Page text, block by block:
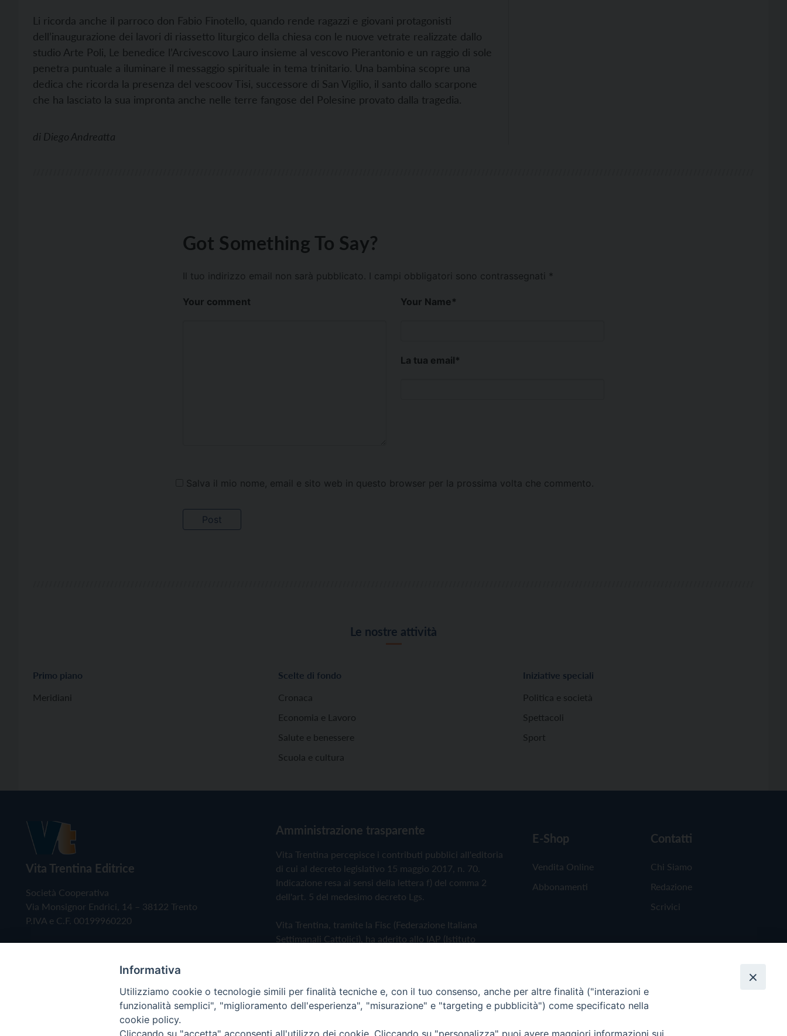
Li ricorda anche il parroco don Fabio Finotello, quando rende ragazzi e giovani protagonisti
dell’inaugurazione dei lavori di riassetto liturgico della chiesa con le nuove vetrate realizzate dallo
studio Arte Poli, Le benedice l’Arcivescovo Lauro insieme al vescovo Pierantonio e un raggio di sole
penetra puntuale a iluminare il messaggio spirituale in tema trinitario. Una bambina scopre una
dedica che ricorda la presenza del vescoov Tisi, successore di San Vigilio, il santo dallo scarpone
che ha lasciato la sua impronta anche nelle terre fangose del Polesine provato dalla tragedia.
di Diego Andreatta
Got Something To Say?
Il tuo indirizzo email non sarà pubblicato. I campi obbligatori sono contrassegnati *
Your comment Your Name*
La tua email*
Salva il mio nome, email e sito web in questo browser per la prossima volta che commento.
Le nostre attività
Primo piano
Meridiani
Scelte di fondo
Cronaca
Economia e Lavoro
Salute e benessere
Scuola e cultura
Iniziative speciali
Politica e società
Spettacoli
Sport
Vita Trentina Editrice
Società Cooperativa
Via Monsignor Endrici, 14 – 38122 Trento
P.IVA e C.F. 00199960220
Amministrazione trasparente
Vita Trentina percepisce i contributi pubblici all'editoria
di cui al decreto legislativo 15 maggio 2017, n. 70.
Indicazione resa ai sensi della lettera f) del comma 2
dell'art. 5 del medesimo decreto Lgs.
Vita Trentina, tramite la Fisc (Federazione Italiana
Settimanali Cattolici), ha aderito allo IAP (Istituto
Privacy Policy Cookie Policy
E-Shop
Vendita Online
Abbonamenti
Contatti
Chi Siamo
Redazione
Scrivici
Informativa
Utilizziamo cookie o tecnologie simili per finalità tecniche e, con il tuo consenso, anche per altre finalità ("interazioni e
funzionalità semplici", "miglioramento dell'esperienza", "misurazione" e "targeting e pubblicità") come specificato nella
cookie policy.